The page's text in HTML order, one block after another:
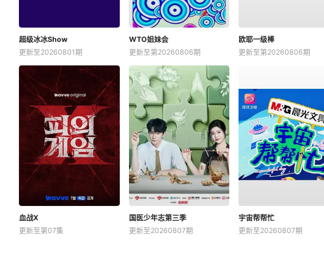
超级冰冰Show
更新至20260801期
WTO姐妹会
更新至第20260806期
欧耶一级棒
更新至第20260806期
血战X
更新至第07集
国医少年志第三季
更新至20260807期
宇宙帮帮忙
更新至20260807期